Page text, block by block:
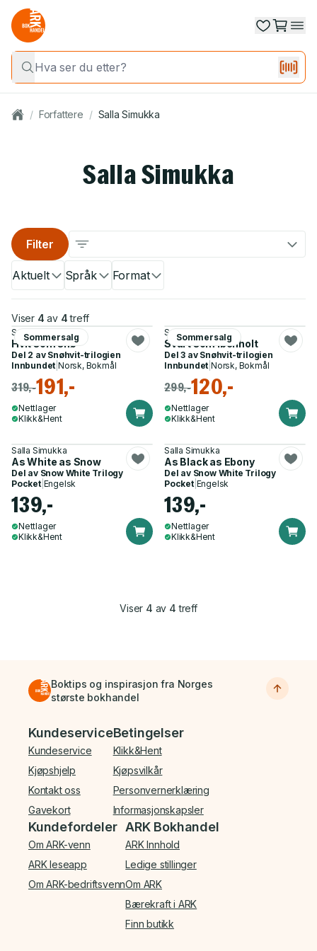
/ Forfattere / Salla Simukka
Salla Simukka
Aktuelt Språk Format
Filter
Viser 4 av 4 treff
Sommersalg
Salla Simukka
Hvit som snø
Del 2 av Snøhvit-trilogien
Innbundet |Norsk, Bokmål
319,-191,-
Nettlager
Klikk&Hent
Sommersalg
Salla Simukka
Svart som ibenholt
Del 3 av Snøhvit-trilogien
Innbundet |Norsk, Bokmål
299,-120,-
Nettlager
Klikk&Hent
Salla Simukka
As White as Snow
Del av Snow White Trilogy
Pocket| Engelsk
139,-
Nettlager
Klikk&Hent
Salla Simukka
As Black as Ebony
Del av Snow White Trilogy
Pocket| Engelsk
139,-
Nettlager
Klikk&Hent
Viser 4 av 4 treff
Boktips og inspirasjon fra Norges
største bokhandel
Bunnmeny
Kundeservice
Kundeservice
Kjøpshjelp
Kontakt oss
Gavekort
Betingelser
Klikk&Hent
Kjøpsvilkår
Personvernerklæring
Informasjonskapsler
Kundefordeler
Om ARK-venn
ARK leseapp
Om ARK-bedriftsvenn
ARK Bokhandel
ARK Innhold
Ledige stillinger
Om ARK
Bærekraft i ARK
Finn butikk